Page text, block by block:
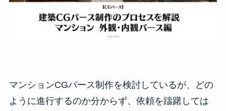
マンションCGパース制作を検討しているが、どの
ように進行するのか分からず、依頼を躊躇しては